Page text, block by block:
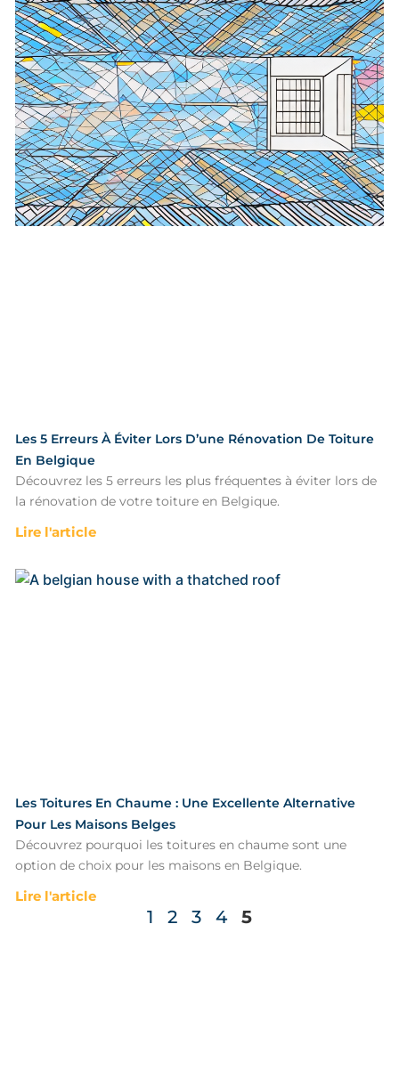
Les 5 Erreurs À Éviter Lors D’une Rénovation De Toiture
En Belgique
Découvrez les 5 erreurs les plus fréquentes à éviter lors de
la rénovation de votre toiture en Belgique.
Lire l'article
Les Toitures En Chaume : Une Excellente Alternative
Pour Les Maisons Belges
Découvrez pourquoi les toitures en chaume sont une
option de choix pour les maisons en Belgique.
Lire l'article
1 2 3 4 5